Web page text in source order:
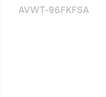
AVWT-96FKFSA